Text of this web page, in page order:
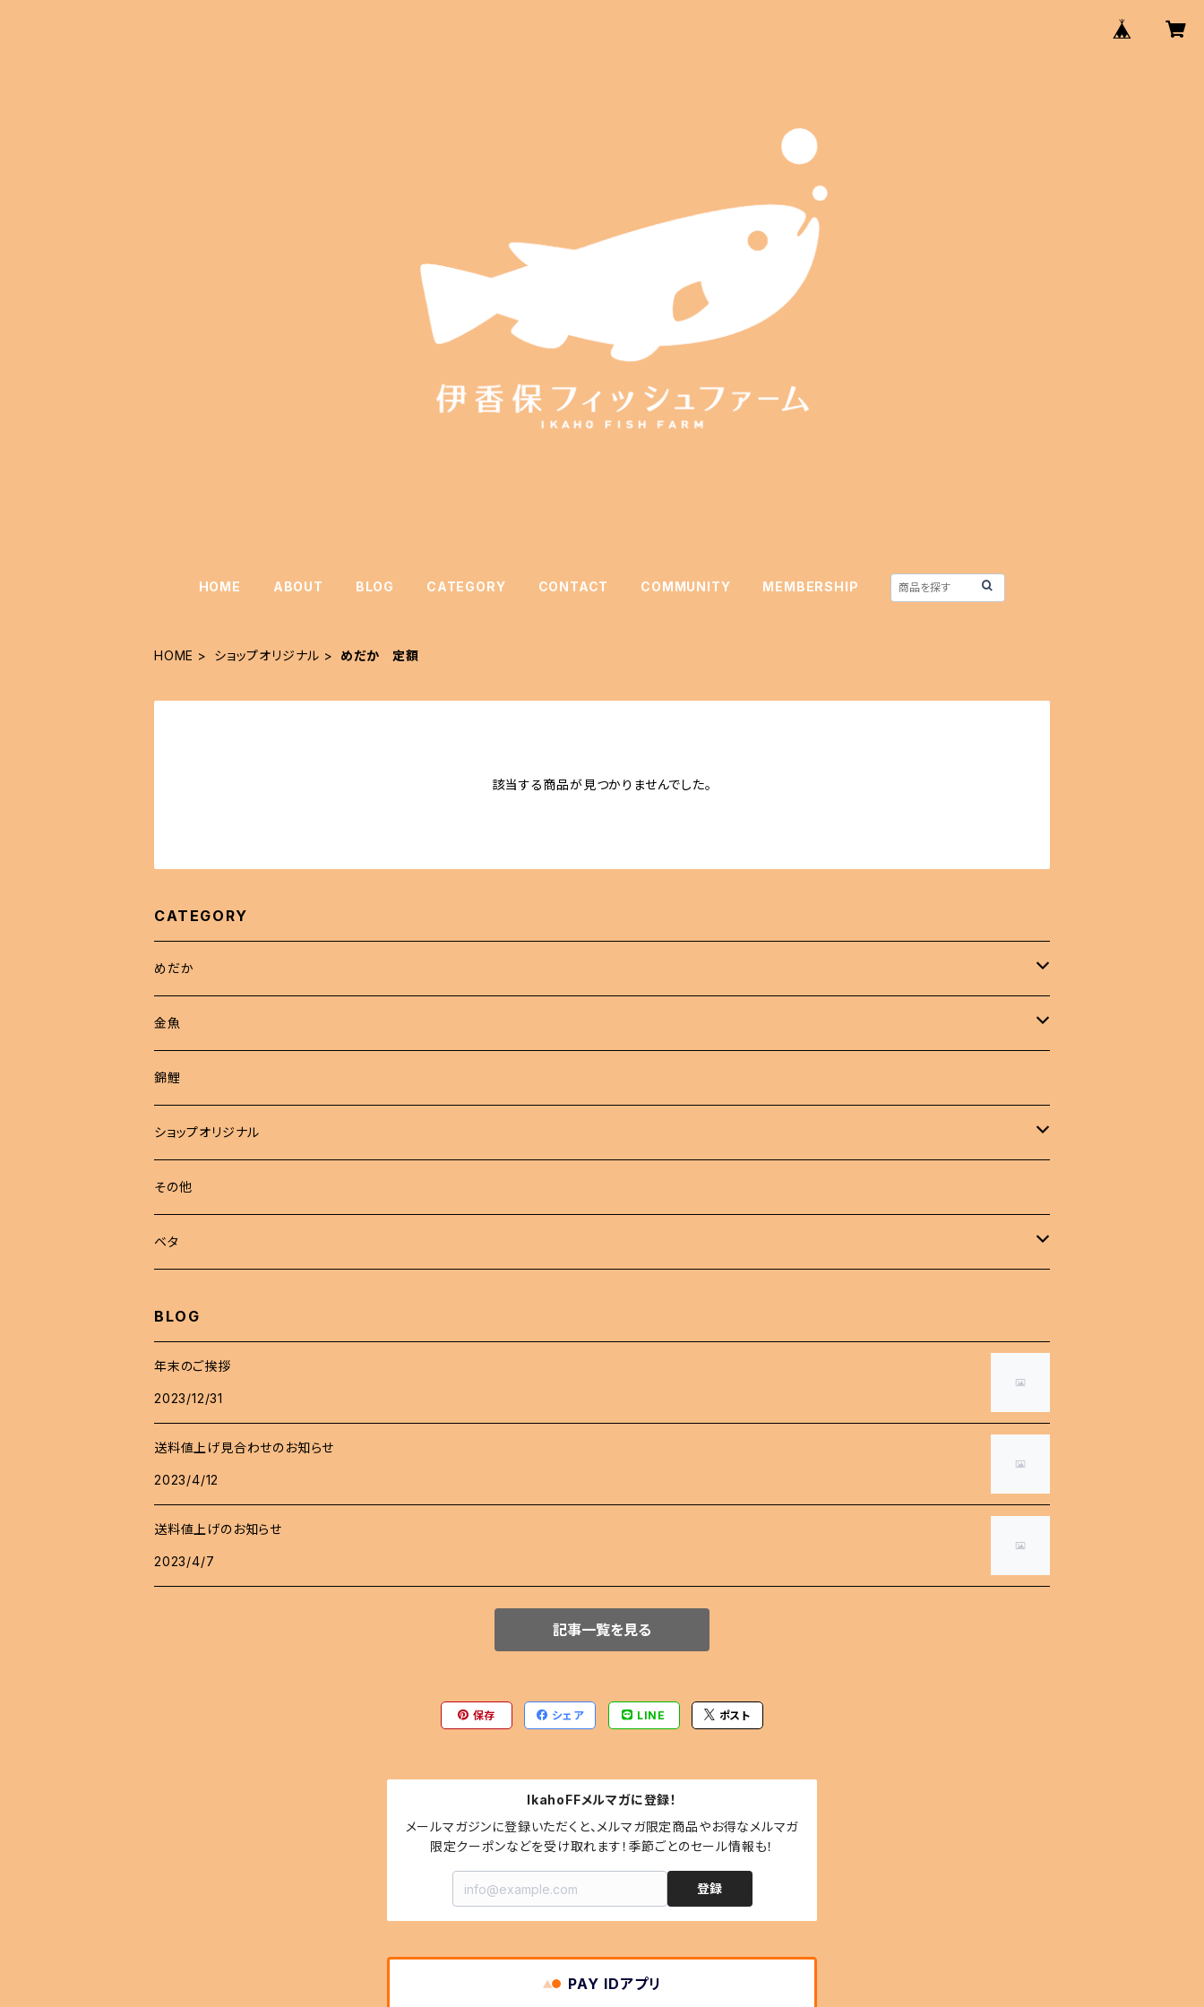
HOME ABOUT BLOG CATEGORY CONTACT COMMUNITY MEMBERSHIP
HOME ショップオリジナル めだか 定額
該当する商品が見つかりませんでした。
CATEGORY
めだか
現物商品
成魚
若魚
非選別商品
成魚
若魚
金魚
ピンポンパール
現物出品
江戸錦
東錦
らんちゅう
錦鯉
ショップオリジナル
めだか 定額
めだか セット
その他
ベタ
ジャイアント
BLOG
年末のご挨拶
2023/12/31
送料値上げ見合わせのお知らせ
2023/4/12
送料値上げのお知らせ
2023/4/7
記事一覧を見る
保存 シェア LINE ポスト
IkahoFFメルマガに登録！
メールマガジンに登録いただくと、メルマガ限定商品やお得なメルマガ
限定クーポンなどを受け取れます！季節ごとのセール情報も！
登録
PAY IDアプリ